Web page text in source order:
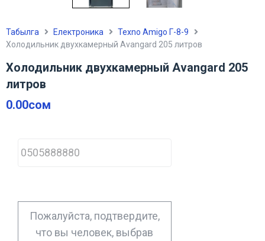
Табылга Електроника
Texno Amigo Г-8-9
Холодильник двухкамерный Avangard 205 литров
Холодильник двухкамерный Avangard 205
литров
0.00сом
h
o
*
Пожалуйста, подтвердите,
что вы человек, выбрав